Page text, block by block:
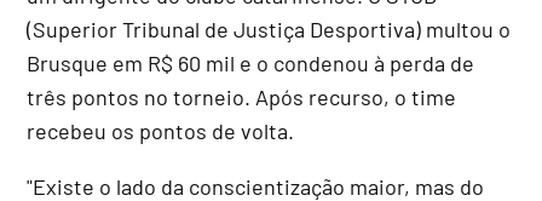
(Superior Tribunal de Justiça Desportiva) multou o
Brusque em R$ 60 mil e o condenou à perda de
três pontos no torneio. Após recurso, o time
recebeu os pontos de volta.
"Existe o lado da conscientização maior, mas do